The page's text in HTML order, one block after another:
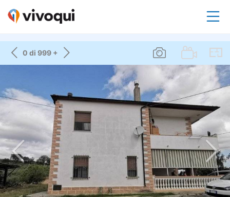
0 di 999 +